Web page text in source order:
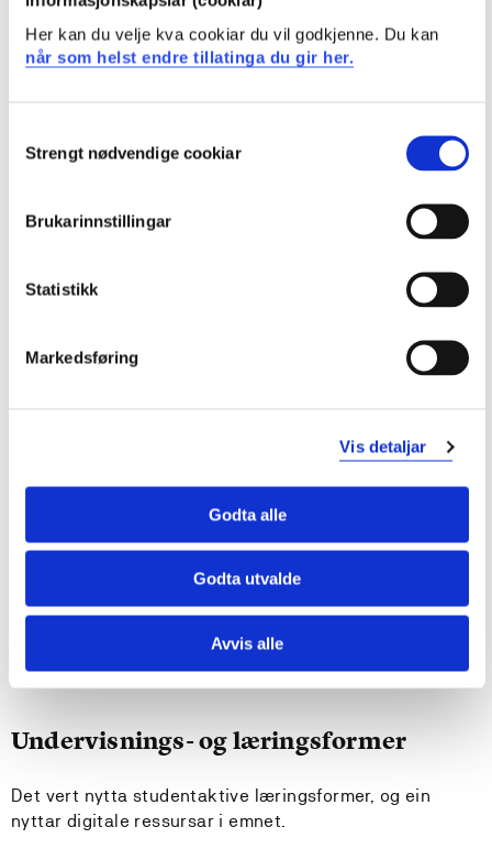
Her kan du velje kva cookiar du vil godkjenne. Du kan
når som helst endre tillatinga du gir her.
Selection
Strengt nødvendige cookiar
Brukarinnstillingar
Statistikk
Markedsføring
Vis detaljar
Godta alle
Godta utvalde
Avvis alle
Generell kompetanse
Studenten
arbeidsoppgåver som strekker seg over tid, både
åleine og som deltakar i ei gruppe.
kritisk til eige fagområde og vitskapen generelt.
Studenten
Krav til forkunnskapar
Ingen
Tilrådde forkunnskapar
Ingen
Undervisnings- og læringsformer
Det vert nytta studentaktive læringsformer, og ein
nyttar digitale ressursar i emnet.